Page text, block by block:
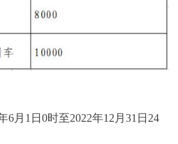
1日0时至2022年12月31日24